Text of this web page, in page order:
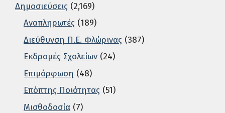
Δημοσιεύσεις (2,169)
Αναπληρωτές (189)
Διεύθυνση Π.Ε. Φλώρινας (387)
Εκδρομές Σχολείων (24)
Επιμόρφωση (48)
Επόπτης Ποιότητας (51)
Μισθοδοσία (7)